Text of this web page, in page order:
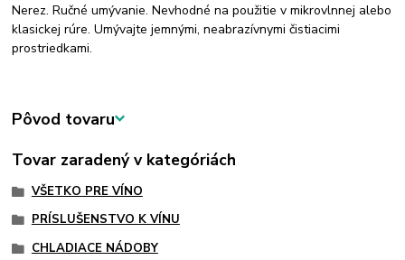
Nerez. Ručné umývanie. Nevhodné na použitie v mikrovlnnej alebo
klasickej rúre. Umývajte jemnými, neabrazívnymi čistiacimi
prostriedkami.
Pôvod tovaru
Tovar zaradený v kategóriách
VŠETKO PRE VÍNO
PRÍSLUŠENSTVO K VÍNU
CHLADIACE NÁDOBY